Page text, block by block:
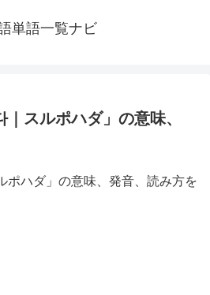
単語一覧ナビ
スルポハダ」の意味、
ポハダ」の意味、発音、読み方を